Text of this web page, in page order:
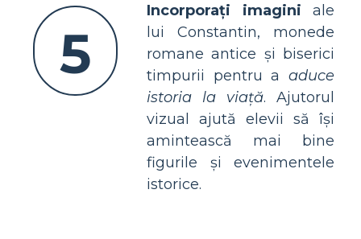
5
Incorporați imagini ale
lui Constantin, monede
romane antice și biserici
timpurii pentru a aduce
istoria la viață. Ajutorul
vizual ajută elevii să își
amintească mai bine
figurile și evenimentele
istorice.